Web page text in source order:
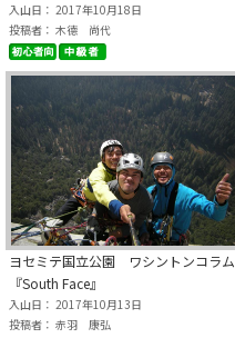
入山日： 2017年10月18日
投稿者： 木德 尚代
ヨセミテ国立公園 ワシントンコラム
『South Face』
入山日： 2017年10月13日
投稿者： 赤羽 康弘